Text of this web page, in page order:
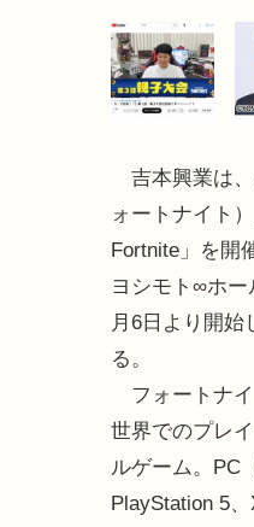
吉本興業は、
ォートナイト
Fortnite」を開
ヨシモト∞ホ
月6日より開始
る。
フォートナイ
世界でのプレ
ルゲーム。PC
PlayStation 5